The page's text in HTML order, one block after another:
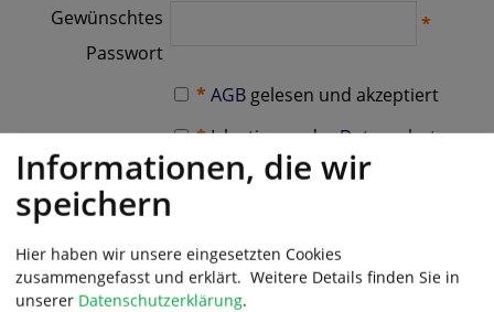
Informationen, die wir
speichern
Hier haben wir unsere eingesetzten Cookies
zusammengefasst und erklärt. Weitere Details finden Sie in
unserer Datenschutzerklärung.